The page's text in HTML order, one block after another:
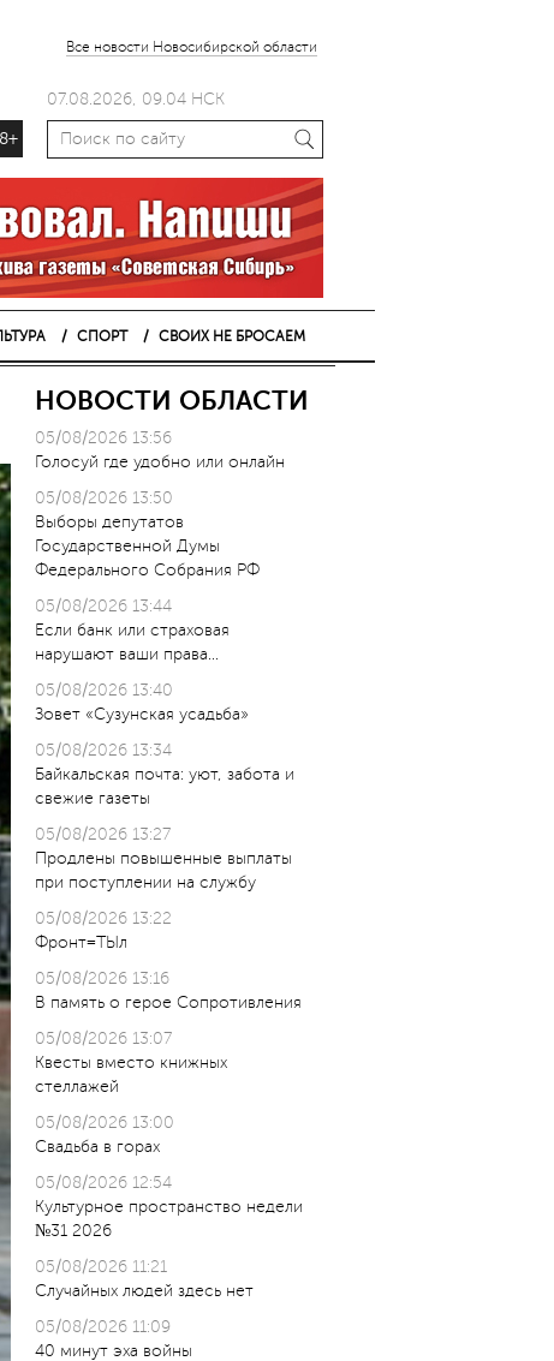
Все новости Новосибирской области
07.08.2026, 09.04 НСК
СПОРТ СВОИХ НЕ БРОСАЕМ
НОВОСТИ ОБЛАСТИ
05/08/2026 13:56
Голосуй где удобно или онлайн
05/08/2026 13:50
Выборы депутатов
Государственной Думы
Федерального Собрания РФ
05/08/2026 13:44
Если банк или страховая
нарушают ваши права…
05/08/2026 13:40
Зовет «Сузунская усадьба»
05/08/2026 13:34
Байкальская почта: уют, забота и
свежие газеты
05/08/2026 13:27
Продлены повышенные выплаты
при поступлении на службу
05/08/2026 13:22
Фронт=ТЫл
05/08/2026 13:16
В память о герое Сопротивления
05/08/2026 13:07
Квесты вместо книжных
стеллажей
05/08/2026 13:00
Свадьба в горах
05/08/2026 12:54
Культурное пространство недели
№31 2026
05/08/2026 11:21
Случайных людей здесь нет
05/08/2026 11:09
40 минут эха войны